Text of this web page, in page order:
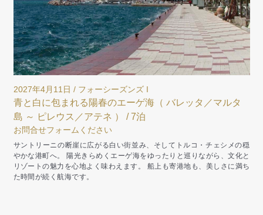
2027年8月8日 / フォーシーズンズ I
歴史と海に包まれる、アドリア海の優雅な航海（ ドブ
ロブニク ～ フジーナ ） / 7泊
お問合せフォームください
クロアチアの美しい旧市街と、イタリアの風情ある港町を巡るアドリア
海クルーズ。 穏やかな海と歴史ある街並みが寄り添い、歩くたびに新た
な魅力に出会えます。 上質な時間がゆっくりと流れる、心満たされる航
海です。